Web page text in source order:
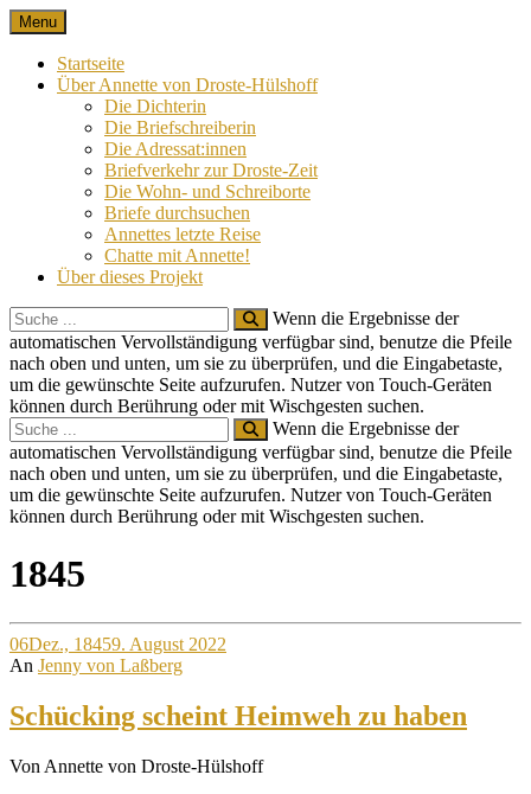
Skip
to
content
Nach 100 Jahren
Annette von Droste-Hülshoff in Briefen
Menu
Startseite
Über Annette von Droste-Hülshoff
Die Dichterin
Die Briefschreiberin
Die Adressat:innen
Briefverkehr zur Droste-Zeit
Die Wohn- und Schreiborte
Briefe durchsuchen
Annettes letzte Reise
Chatte mit Annette!
Über dieses Projekt
Search
for:
Wenn die Ergebnisse der
automatischen Vervollständigung verfügbar sind, benutze die Pfeile
nach oben und unten, um sie zu überprüfen, und die Eingabetaste,
um die gewünschte Seite aufzurufen. Nutzer von Touch-Geräten
können durch Berührung oder mit Wischgesten suchen.
Search
for:
Wenn die Ergebnisse der
automatischen Vervollständigung verfügbar sind, benutze die Pfeile
nach oben und unten, um sie zu überprüfen, und die Eingabetaste,
um die gewünschte Seite aufzurufen. Nutzer von Touch-Geräten
können durch Berührung oder mit Wischgesten suchen.
Site
Overlay
1845
06Dez., 18459. August 2022
An Jenny von Laßberg
Schücking scheint Heimweh zu haben
Von Annette von Droste-Hülshoff